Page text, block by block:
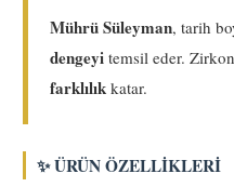
Mührü Süleyman, tarih
dengeyi temsil eder.
farklılık katar.
✨ ÜRÜN ÖZELLIKLERI